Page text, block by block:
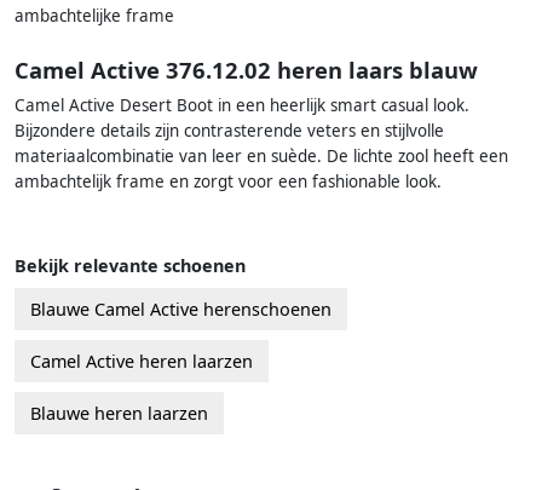
ambachtelijke frame
Camel Active 376.12.02 heren laars blauw
Camel Active Desert Boot in een heerlijk smart casual look.
Bijzondere details zijn contrasterende veters en stijlvolle
materiaalcombinatie van leer en suède. De lichte zool heeft een
ambachtelijk frame en zorgt voor een fashionable look.
Bekijk relevante schoenen
Blauwe Camel Active herenschoenen
Camel Active heren laarzen
Blauwe heren laarzen